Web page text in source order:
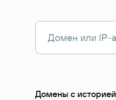
Домены с историей